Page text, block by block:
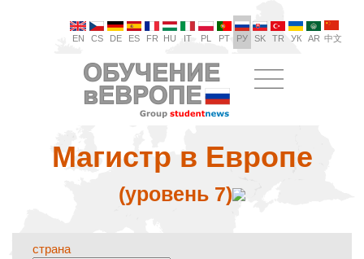
EN CS DE ES FR HU IT PL PT РУ SK TR УК AR 中文
Магистр в Европе
(уровень 7)
страна